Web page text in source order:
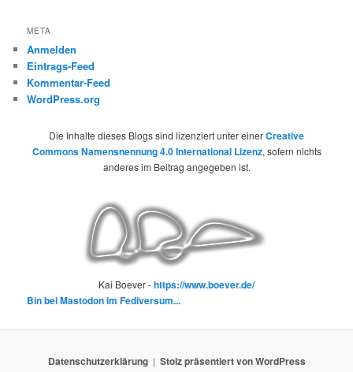
META
Anmelden
Eintrags-Feed
Kommentar-Feed
WordPress.org
Die Inhalte dieses Blogs sind lizenziert unter einerCreative
Commons Namensnennung 4.0 International Lizenz, sofern nichts
anderes im Beitrag angegeben ist.
Kai Boever -https://www.boever.de/
Bin bei Mastodon im Fediversum...
Datenschutzerklärung Stolz präsentiert von WordPress